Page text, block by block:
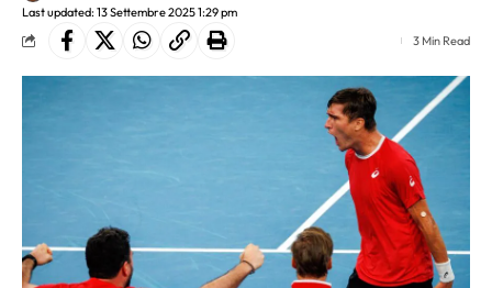
Last updated: 13 Settembre 2025 1:29 pm
3 Min Read